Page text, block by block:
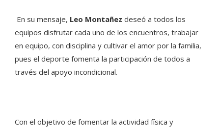
En su mensaje, Leo Montañez deseó a todos los
equipos disfrutar cada uno de los encuentros, trabajar
en equipo, con disciplina y cultivar el amor por la familia,
pues el deporte fomenta la participación de todos a
través del apoyo incondicional.
Con el objetivo de fomentar la actividad física y